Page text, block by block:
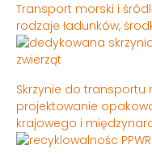
Transport morski i
rodzaje ładunków,
Skrzynie do transportu
projektowanie
krajowego i